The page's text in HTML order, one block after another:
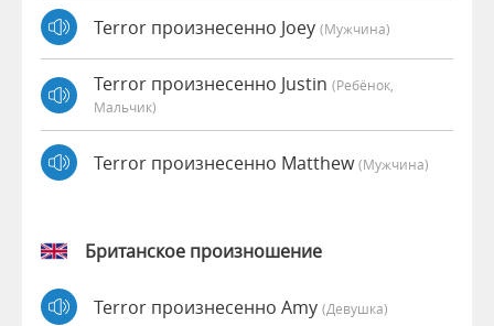
Terror произнесенно Joey (мужчина)
Terror произнесенно Justin (Ребёнок,
Мальчик)
Terror произнесенно Matthew(мужчина)
Британское произношение
Terror произнесенно Amy (девушка)